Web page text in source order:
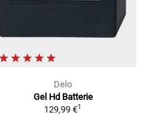
Delo
Gel Hd Batterie
129,99 €1